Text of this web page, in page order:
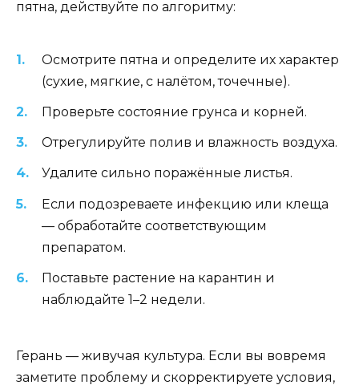
пятна, действуйте по алгоритму:
Осмотрите пятна и определите их характер
(сухие, мягкие, с налётом, точечные).
Проверьте состояние грунса и корней.
Отрегулируйте полив и влажность воздуха.
Удалите сильно поражённые листья.
Если подозреваете инфекцию или клеща
— обработайте соответствующим
препаратом.
Поставьте растение на карантин и
наблюдайте 1–2 недели.
Герань — живучая культура. Если вы вовремя
заметите проблему и скорректируете условия,